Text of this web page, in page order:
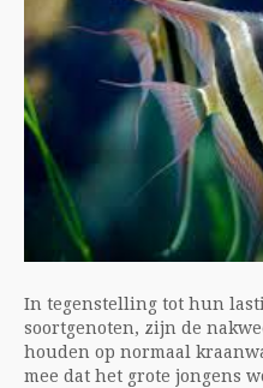
In tegenstelling tot hun
soortgenoten, zijn de
houden op normaal
mee dat het grote jongens